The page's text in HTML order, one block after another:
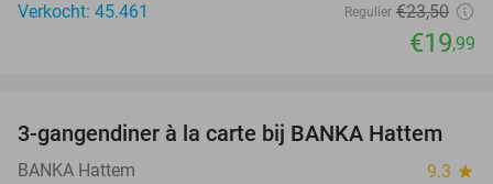
Verkocht: 45.461
Regulier €23,50
€19,99
52%
3-gangendiner à la carte bij BANKA Hattem
BANKA Hattem 9.3 star